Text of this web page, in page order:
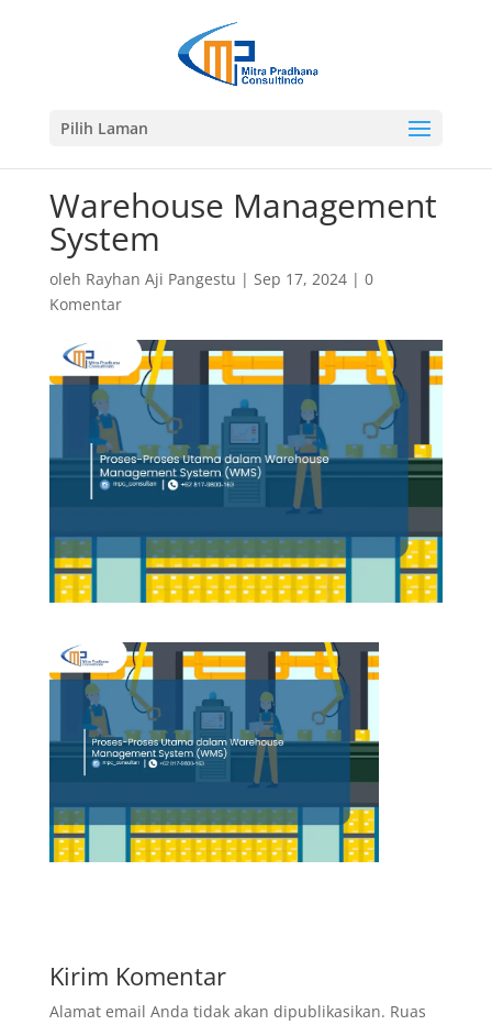
Pilih Laman
Warehouse Management
System
oleh Rayhan Aji Pangestu | Sep 17, 2024| 0
Komentar
Kirim Komentar
Alamat email Anda tidak akan dipublikasikan. Ruas